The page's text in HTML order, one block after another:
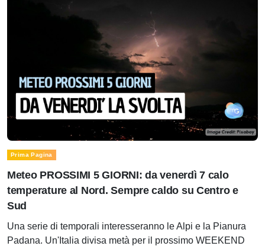
Prima Pagina
Meteo PROSSIMI 5 GIORNI: da venerdì 7 calo
temperature al Nord. Sempre caldo su Centro e
Sud
Una serie di temporali interesseranno le Alpi e la Pianura
Padana. Un'Italia divisa metà per il prossimo WEEKEND